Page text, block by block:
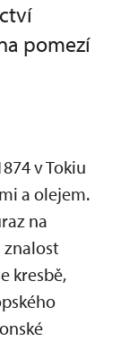
pomezí
v Tokiu
a olejem.
na
znalost
kresbě,